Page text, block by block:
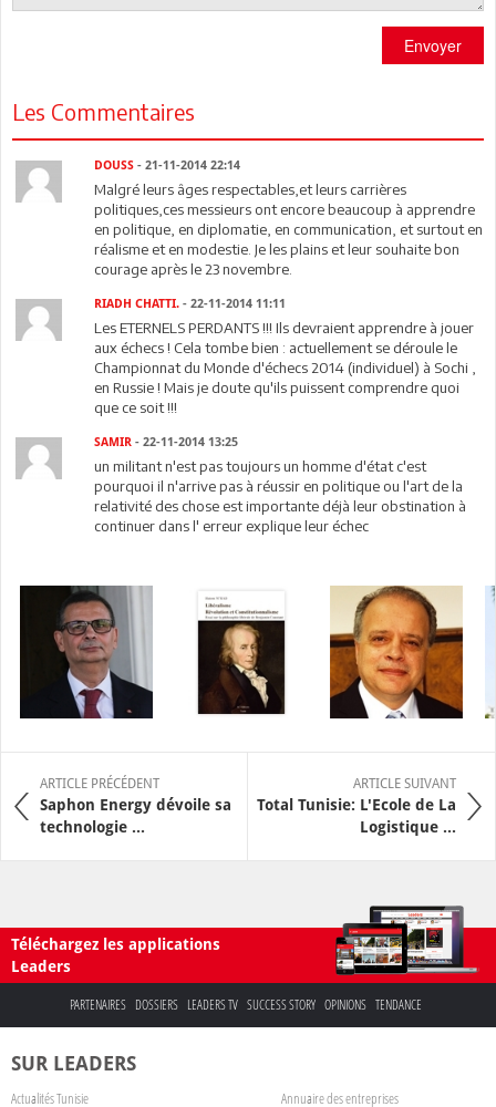
Envoyer
Les Commentaires
DOUSS - 21-11-2014 22:14
Malgré leurs âges respectables,et leurs carrières
politiques,ces messieurs ont encore beaucoup à apprendre
en politique, en diplomatie, en communication, et surtout en
réalisme et en modestie. Je les plains et leur souhaite bon
courage après le 23 novembre.
RIADH CHATTI. - 22-11-2014 11:11
Les ETERNELS PERDANTS !!! Ils devraient apprendre à jouer
aux échecs ! Cela tombe bien : actuellement se déroule le
Championnat du Monde d'échecs 2014 (individuel) à Sochi ,
en Russie ! Mais je doute qu'ils puissent comprendre quoi
que ce soit !!!
SAMIR - 22-11-2014 13:25
un militant n'est pas toujours un homme d'état c'est
pourquoi il n'arrive pas à réussir en politique ou l'art de la
relativité des chose est importante déjà leur obstination à
continuer dans l' erreur explique leur échec
ARTICLE PRÉCÉDENT
Saphon Energy dévoile sa
technologie ...
ARTICLE SUIVANT
Total Tunisie: L'Ecole de La
Logistique ...
Téléchargez les applications
Leaders
PARTENAIRES DOSSIERS LEADERS TV SUCCESS STORY OPINIONS TENDANCE
SUR LEADERS
Actualités Tunisie Annuaire des entreprises